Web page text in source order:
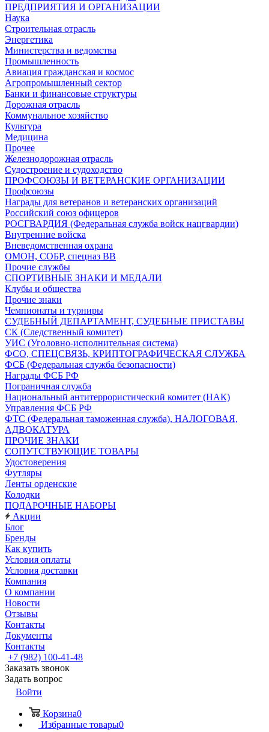
ПРЕДПРИЯТИЯ И ОРГАНИЗАЦИИ
Наука
Строительная отрасль
Энергетика
Министерства и ведомства
Промышленность
Авиация гражданская и космос
Агропромышленный сектор
Банки и финансовые структуры
Дорожная отрасль
Коммунальное хозяйство
Культура
Медицина
Прочее
Железнодорожная отрасль
Судостроение и судоходство
ПРОФСОЮЗЫ И ВЕТЕРАНСКИЕ ОРГАНИЗАЦИИ
Профсоюзы
Награды для ветеранов и ветеранских организаций
Российский союз офицеров
РОСГВАРДИЯ (Федеральная служба войск нацгвардии)
Внутренние войска
Вневедомственная охрана
ОМОН, СОБР, спецназ ВВ
Прочие службы
СПОРТИВНЫЕ ЗНАКИ И МЕДАЛИ
Клубы и общества
Прочие знаки
Чемпионаты и турниры
СУДЕБНЫЙ ДЕПАРТАМЕНТ, СУДЕБНЫЕ ПРИСТАВЫ
СК (Следственный комитет)
УИС (Уголовно-исполнительная система)
ФСО, СПЕЦСВЯЗЬ, КРИПТОГРАФИЧЕСКАЯ СЛУЖБА
ФСБ (Федеральная служба безопасности)
Награды ФСБ РФ
Пограничная служба
Национальный антитеррористический комитет (НАК)
Управления ФСБ РФ
ФТС (Федеральная таможенная служба), НАЛОГОВАЯ,
АДВОКАТУРА
ПРОЧИЕ ЗНАКИ
СОПУТСТВУЮЩИЕ ТОВАРЫ
Удостоверения
Футляры
Ленты орденские
Колодки
ПОДАРОЧНЫЕ НАБОРЫ
Акции
Блог
Бренды
Как купить
Условия оплаты
Условия доставки
Компания
О компании
Новости
Отзывы
Контакты
Документы
Контакты
+7 (982) 100-41-48
Заказать звонок
Задать вопрос
Войти
Корзина0
Избранные товары0